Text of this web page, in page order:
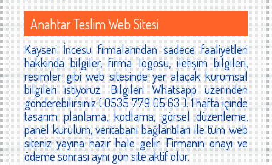
Anahtar Teslim Web Sitesi
Kayseri İncesu firmalarından sadece faaliyetleri
hakkında bilgiler, firma logosu, iletişim bilgileri,
resimler gibi web sitesinde yer alacak kurumsal
bilgileri istiyoruz. Bilgileri Whatsapp üzerinden
gönderebilirsiniz ( 0535 779 05 63 ). 1 hafta içinde
tasarım planlama, kodlama, görsel düzenleme,
panel kurulum, veritabanı bağlantıları ile tüm web
siteniz yayına hazır hale gelir. Firmanın onayı ve
ödeme sonrası aynı gün site aktif olur.